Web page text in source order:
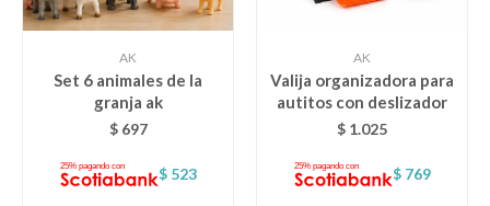
AK
Set 6 animales de la
granja ak
$ 697
$ 523
AK
Valija organizadora para
autitos con deslizador
$ 1.025
$ 769
Local MVD Kids